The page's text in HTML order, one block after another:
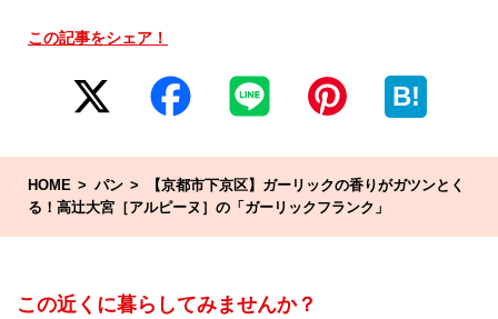
この記事をシェア！
B!
HOME パン
【京都市下京区】ガーリックの香りがガツンとく
る！高辻大宮［アルピーヌ］の「ガーリックフランク」
この近くに暮らしてみませんか？